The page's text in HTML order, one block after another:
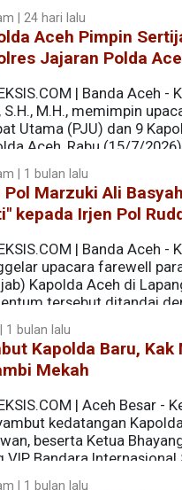
dalam kegiatan yang
| 24 hari lalu
Aceh Pimpin
Jajaran Polda
| Banda Aceh
S.H., M.H., memimpin
Utama (PJU) dan 9
Aceh, Rabu (15/7/2026).
Krisdiyanto, S.I.K.,
ST/1335/VI/KEP/
dari dan
| 1 bulan lalu
Pol Marzuki Ali
kepada Irjen Pol
| Banda Aceh -
upacara farewell
Kapolda Aceh di
tersebut ditandai
Irjen Pol. Drs.
S.H., M.H., sebagai
Aceh.
1 bulan lalu
Kapolda Baru,
Mekah
| Aceh Besar -
kedatangan
beserta Ketua
VIP Bandara
| 1 bulan lalu